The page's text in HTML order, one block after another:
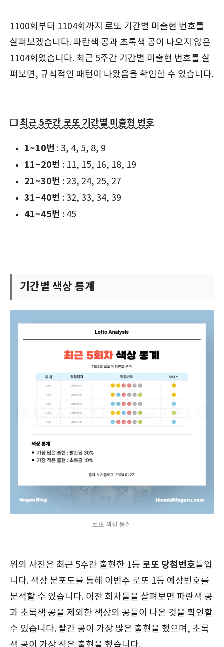
1100회부터 1104회까지 로또 기간별 미출현 번호를
살펴보겠습니다. 파란색 공과 초록색 공이 나오지 않은
1104회였습니다. 최근 5주간 기간별 미출현 번호를 살
펴보면, 규칙적인 패턴이 나왔음을 확인할 수 있습니다.
❑ 최근 5주간 로또 기간별 미출현 번호
1~10번 : 3, 4, 5, 8, 9
11~20번 : 11, 15, 16, 18, 19
21~30번 : 23, 24, 25, 27
31~40번 : 32, 33, 34, 39
41~45번 : 45
기간별 색상 통계
로또 색상 통계
위의 사진은 최근 5주간 출현한 1등 로또 당첨번호들입
니다. 색상 분포도를 통해 이번주 로또 1등 예상번호를
분석할 수 있습니다. 이전 회차들을 살펴보면 파란색 공
과 초록색 공을 제외한 색상의 공들이 나온 것을 확인할
수 있습니다. 빨간 공이 가장 많은 출현을 했으며, 초록